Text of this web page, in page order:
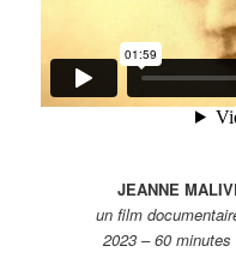
JEANNE
un film
2023 – 60